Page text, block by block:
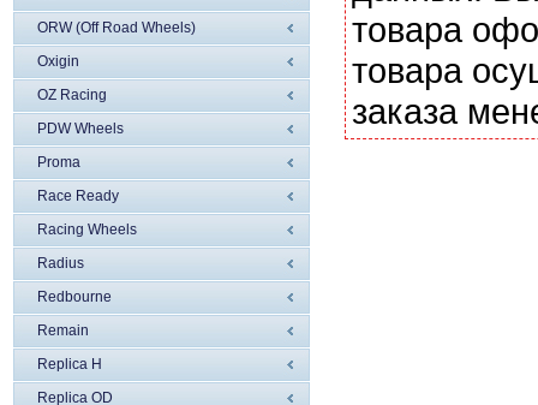
ORW (Off Road Wheels)
Oxigin
OZ Racing
PDW Wheels
Proma
Race Ready
Racing Wheels
Radius
Redbourne
Remain
Replica H
Replica OD
товара
товара
заказа